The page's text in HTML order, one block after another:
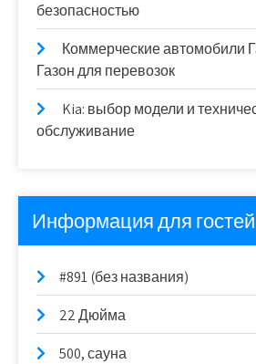
безопасностью
Коммерческие автомобили
Газон для перевозок
Kia: выбор модели и
обслуживание
Информация для гостей
#891 (без названия)
22 Дюйма
500, сауна